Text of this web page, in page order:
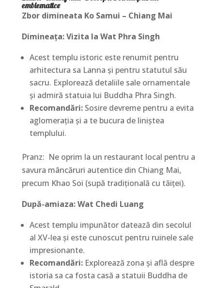
emblematice
Zbor dimineata Ko Samui – Chiang Mai
Dimineața: Vizita la Wat Phra Singh
Acest templu istoric este renumit pentru
arhitectura sa Lanna și pentru statutul său
sacru. Explorează detaliile sale ornamentale
și admiră statuia lui Buddha Phra Singh.
Recomandări:Sosire devreme pentru a evita
aglomerația și a te bucura de liniștea
templului.
Pranz: Ne oprim la un restaurant local pentru a
savura mâncăruri autentice din Chiang Mai,
precum Khao Soi (supă tradițională cu tăiței).
După-amiaza: Wat Chedi Luang
Acest templu impunător datează din secolul
al XV-lea și este cunoscut pentru ruinele sale
impresionante.
Recomandări:Explorează zona și află despre
istoria sa ca fosta casă a statuii Buddha de